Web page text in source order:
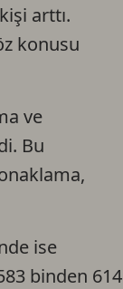
arttı.
konusu
ve
Bu
ise
binden 614